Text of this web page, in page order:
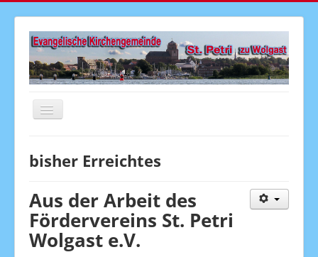
Navigation
Aktuelles
Gottesdienste
Veranstaltungen
Gemeindebrief
bisher Erreichtes
Aus der Arbeit des
Fördervereins St. Petri
Wolgast e.V.